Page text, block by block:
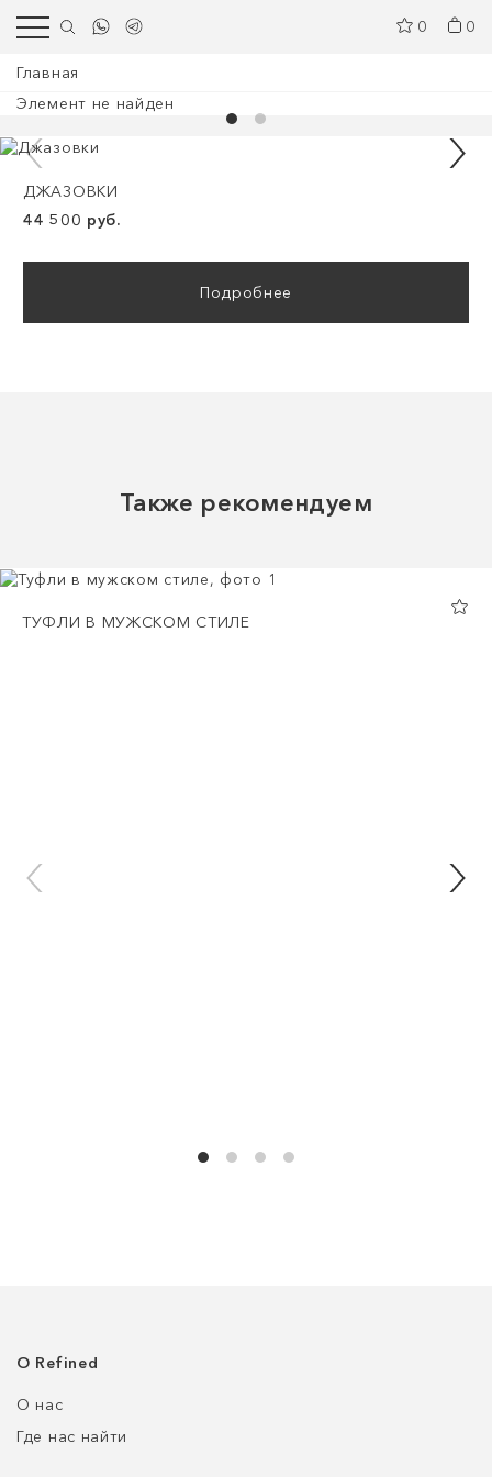
0 0
Главная
Элемент не найден
ДЖАЗОВКИ
44 500 руб.
Подробнее
Также рекомендуем
ТУФЛИ В МУЖСКОМ СТИЛЕ
О Refined
О нас
Где нас найти